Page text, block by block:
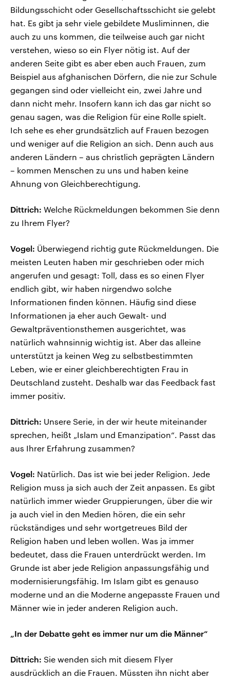
Bildungsschicht oder Gesellschaftsschicht sie gelebt
hat. Es gibt ja sehr viele gebildete Musliminnen, die
auch zu uns kommen, die teilweise auch gar nicht
verstehen, wieso so ein Flyer nötig ist. Auf der
anderen Seite gibt es aber eben auch Frauen, zum
Beispiel aus afghanischen Dörfern, die nie zur Schule
gegangen sind oder vielleicht ein, zwei Jahre und
dann nicht mehr. Insofern kann ich das gar nicht so
genau sagen, was die Religion für eine Rolle spielt.
Ich sehe es eher grundsätzlich auf Frauen bezogen
und weniger auf die Religion an sich. Denn auch aus
anderen Ländern – aus christlich geprägten Ländern
– kommen Menschen zu uns und haben keine
Ahnung von Gleichberechtigung.
Dittrich: Welche Rückmeldungen bekommen Sie denn
zu Ihrem Flyer?
Vogel: Überwiegend richtig gute Rückmeldungen. Die
meisten Leuten haben mir geschrieben oder mich
angerufen und gesagt: Toll, dass es so einen Flyer
endlich gibt, wir haben nirgendwo solche
Informationen finden können. Häufig sind diese
Informationen ja eher auch Gewalt- und
Gewaltpräventionsthemen ausgerichtet, was
natürlich wahnsinnig wichtig ist. Aber das alleine
unterstützt ja keinen Weg zu selbstbestimmten
Leben, wie er einer gleichberechtigten Frau in
Deutschland zusteht. Deshalb war das Feedback fast
immer positiv.
Dittrich: Unsere Serie, in der wir heute miteinander
sprechen, heißt „Islam und Emanzipation“. Passt das
aus Ihrer Erfahrung zusammen?
Vogel: Natürlich. Das ist wie bei jeder Religion. Jede
Religion muss ja sich auch der Zeit anpassen. Es gibt
natürlich immer wieder Gruppierungen, über die wir
ja auch viel in den Medien hören, die ein sehr
rückständiges und sehr wortgetreues Bild der
Religion haben und leben wollen. Was ja immer
bedeutet, dass die Frauen unterdrückt werden. Im
Grunde ist aber jede Religion anpassungsfähig und
modernisierungsfähig. Im Islam gibt es genauso
moderne und an die Moderne angepasste Frauen und
Männer wie in jeder anderen Religion auch.
„In der Debatte geht es immer nur um die Männer“
Dittrich: Sie wenden sich mit diesem Flyer
ausdrücklich an die Frauen. Müssten ihn nicht aber